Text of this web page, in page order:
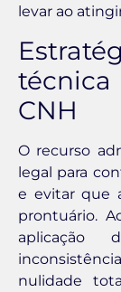
levar ao
CNH
O recurso
legal para
e evitar que
prontuário.
nulidade